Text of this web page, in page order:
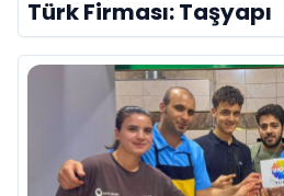
Türk Firması: Taşyapı